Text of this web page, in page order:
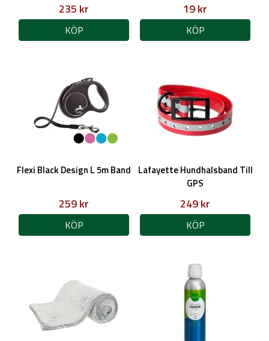
235 kr
KÖP
19 kr
KÖP
Flexi Black Design L 5m Band
259 kr
KÖP
Lafayette Hundhalsband Till
GPS
249 kr
KÖP